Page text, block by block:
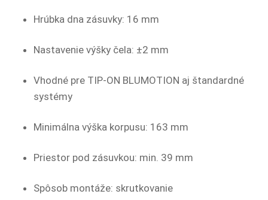
Hrúbka dna zásuvky: 16 mm
Nastavenie výšky čela: ±2 mm
Vhodné pre TIP-ON BLUMOTION aj štandardné
systémy
Minimálna výška korpusu: 163 mm
Priestor pod zásuvkou: min. 39 mm
Spôsob montáže: skrutkovanie